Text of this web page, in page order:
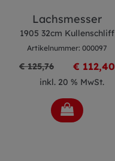
Lachsmesser
1905 32cm Kullenschliff
Artikelnummer: 000097
€ 125,76 € 112,40
inkl. 20 % MwSt.